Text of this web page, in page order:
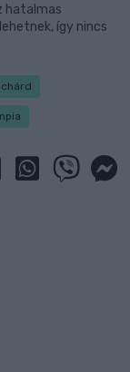
hatalmas
így nincs